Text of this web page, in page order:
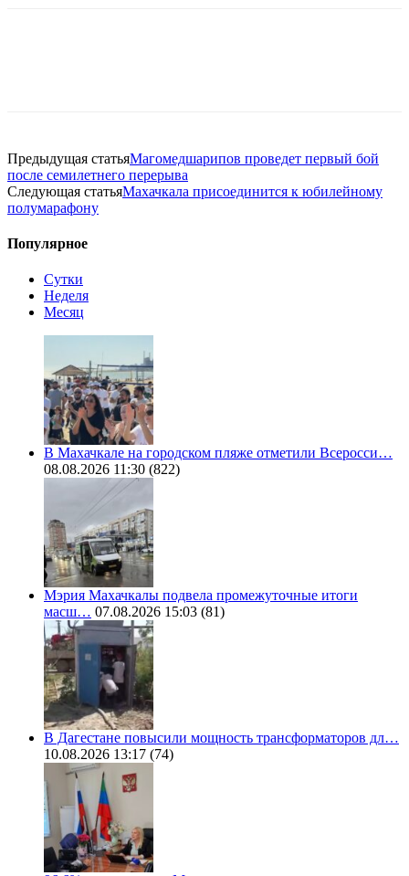
Предыдущая статьяМагомедшарипов проведет первый бой
после семилетнего перерыва
Следующая статьяМахачкала присоединится к юбилейному
полумарафону
Популярное
Сутки
Неделя
Месяц
В Махачкале на городском пляже отметили Всеросси…
08.08.2026 11:30 (822)
Мэрия Махачкалы подвела промежуточные итоги
масш… 07.08.2026 15:03 (81)
В Дагестане повысили мощность трансформаторов дл…
10.08.2026 13:17 (74)